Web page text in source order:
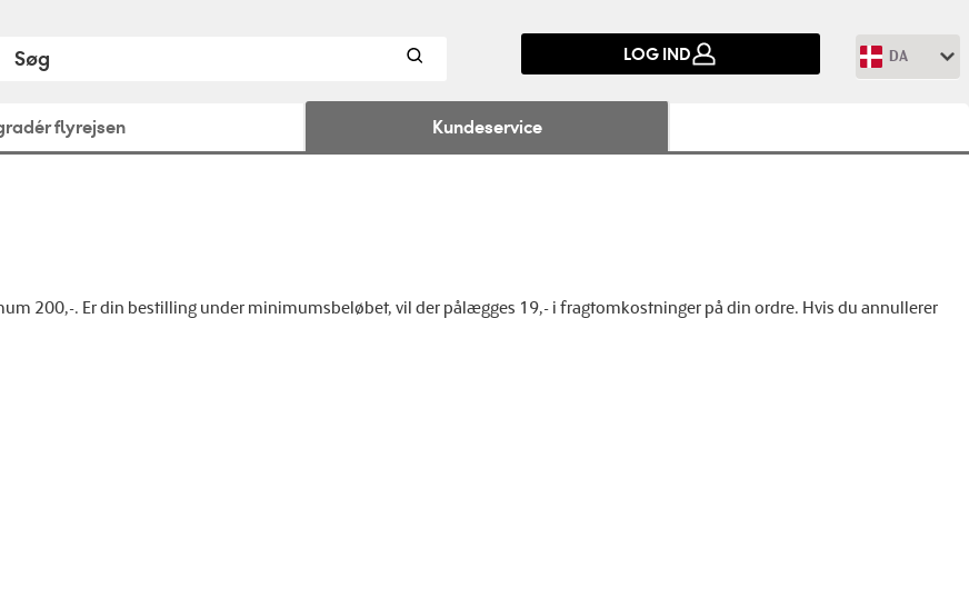
LOG IND DA
flyrejsen Kundeservice
200,-. Er din bestilling under minimumsbeløbet, vil der pålægges 19,- i fragtomkostninger på din ordre. Hvis du annullerer